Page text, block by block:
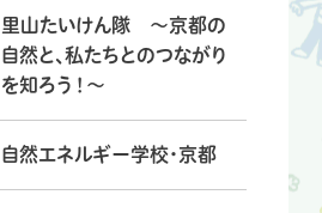
里山たいけん隊 ～京都の
自然と、私たちとのつながり
を知ろう！～
自然エネルギー学校・京都